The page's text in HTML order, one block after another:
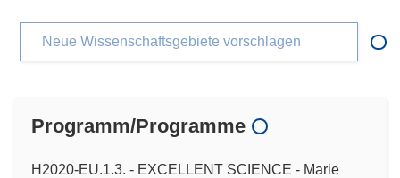
Neue Wissenschaftsgebiete vorschlagen
Programm/Programme
H2020-EU.1.3. - EXCELLENT SCIENCE - Marie